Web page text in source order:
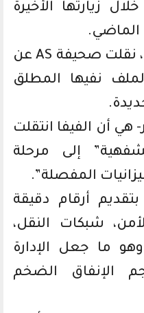
زيارتها الأخيرة
النفي الجازم: في المقابل، نقلت صحيفة AS عن
نفيها المطلق
أن الفيفا انتقلت
إلى مرحلة
المفصلة”.
أرقام دقيقة
شبكات النقل،
وهو ما جعل الإدارة
الإنفاق الضخم